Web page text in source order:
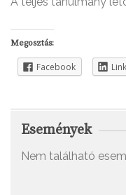
Megosztás:
Facebook
Események
Nem található